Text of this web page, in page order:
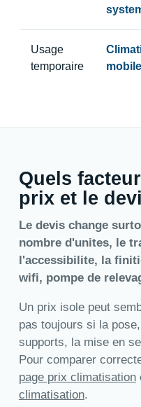
Usage
temporaire
mobile
Quels
prix et le
Le devis change
nombre d'unites, le
l'accessibilite, la
wifi, pompe de
Un prix isole peut
pas toujours si la
supports, la mise en
Pour comparer
page prix climatisation
climatisation.